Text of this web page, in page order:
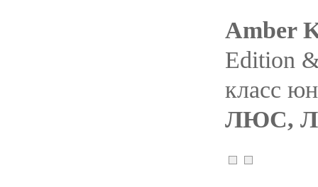
Amber
Edition
класс
ЛЮС,